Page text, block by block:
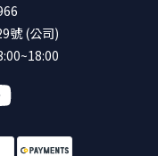
號 (公司)